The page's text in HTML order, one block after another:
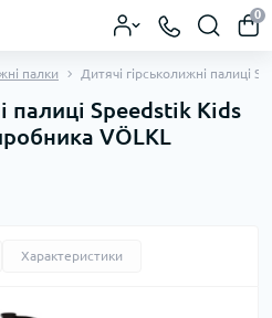
0
палки Дитячі гірськолижні палиці
палиці Speedstik Kids
VÖLKL
Характеристики